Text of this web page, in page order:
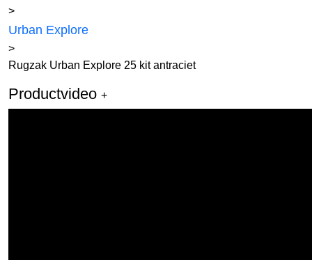
>
Urban Explore
>
Rugzak Urban Explore 25 kit antraciet
Productvideo +